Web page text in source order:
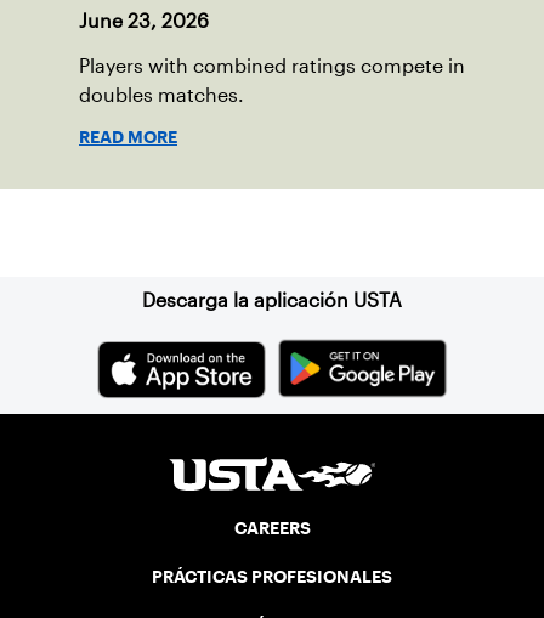
June 23, 2026
Players with combined ratings compete in
doubles matches.
READ MORE
Descarga la aplicación USTA
CAREERS
PRÁCTICAS PROFESIONALES